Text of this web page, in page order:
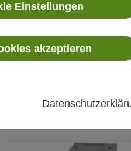
Einstellungen
akzeptieren
6570